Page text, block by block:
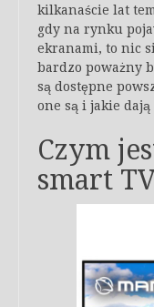
kilkanaście lat
gdy na rynku
ekranami, to nic
bardzo poważny
są dostępne
one są i jakie dają
Czym
smart